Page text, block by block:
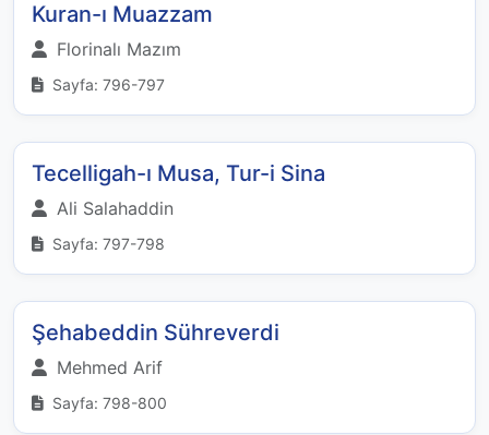
Kuran-ı Muazzam
Florinalı Mazım
Sayfa: 796-797
Tecelligah-ı Musa, Tur-i Sina
Ali Salahaddin
Sayfa: 797-798
Şehabeddin Sühreverdi
Mehmed Arif
Sayfa: 798-800